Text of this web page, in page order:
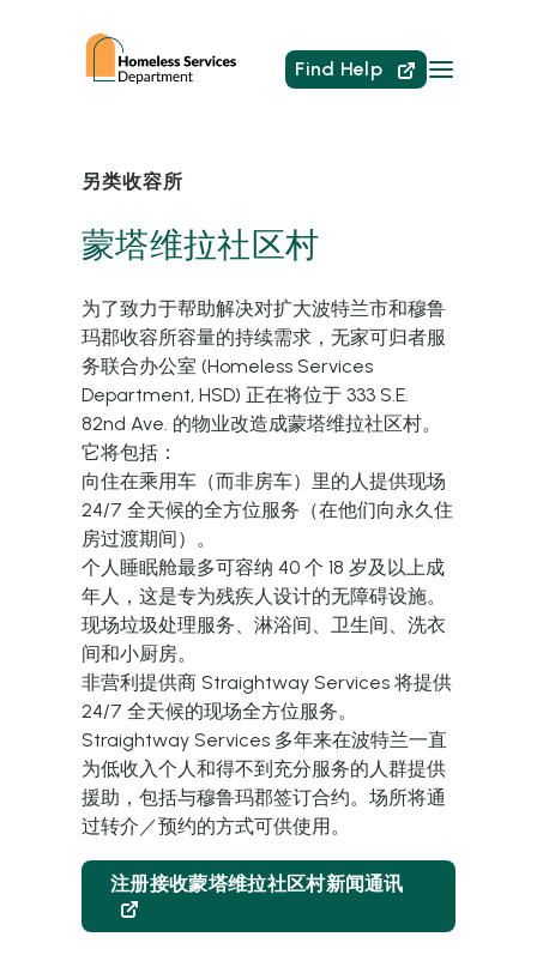
Find Help
另类收容所
蒙塔维拉社区村
为了致力于帮助解决对扩大波特兰市和穆鲁
玛郡收容所容量的持续需求，无家可归者服
务联合办公室 (Homeless Services
Department, HSD) 正在将位于 333 S.E.
82nd Ave. 的物业改造成蒙塔维拉社区村。
它将包括：
向住在乘用车（而非房车）里的人提供现场
24/7 全天候的全方位服务（在他们向永久住
房过渡期间）。
个人睡眠舱最多可容纳 40 个 18 岁及以上成
年人，这是专为残疾人设计的无障碍设施。
现场垃圾处理服务、淋浴间、卫生间、洗衣
间和小厨房。
非营利提供商 Straightway Services 将提供
24/7 全天候的现场全方位服务。
Straightway Services 多年来在波特兰一直
为低收入个人和得不到充分服务的人群提供
援助，包括与穆鲁玛郡签订合约。场所将通
过转介／预约的方式可供使用。
注册接收蒙塔维拉社区村新闻通讯